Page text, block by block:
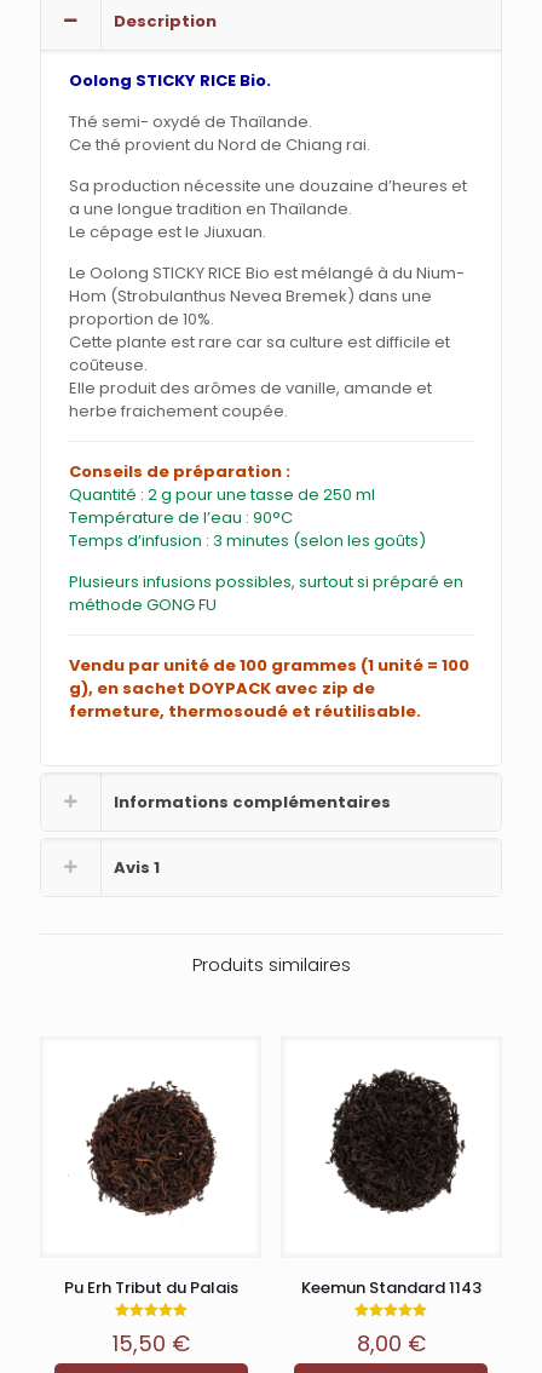
Description
Oolong STICKY RICE Bio.
Thé semi- oxydé de Thaïlande.
Ce thé provient du Nord de Chiang rai.
Sa production nécessite une douzaine d’heures et
a une longue tradition en Thaïlande.
Le cépage est le Jiuxuan.
Le Oolong STICKY RICE Bio est mélangé à du Nium-
Hom (Strobulanthus Nevea Bremek) dans une
proportion de 10%.
Cette plante est rare car sa culture est difficile et
coûteuse.
Elle produit des arômes de vanille, amande et
herbe fraichement coupée.
Conseils de préparation :
Quantité : 2 g pour une tasse de 250 ml
Température de l’eau : 90°C
Temps d’infusion : 3 minutes (selon les goûts)
Plusieurs infusions possibles, surtout si préparé en
méthode GONG FU
Vendu par unité de 100 grammes (1 unité = 100
g), en sachet DOYPACK avec zip de
fermeture, thermosoudé et réutilisable.
Informations complémentaires
Avis 1
Produits similaires
Pu Erh Tribut du Palais
5.00
sur 5
15,50 €
Keemun Standard 1143
5.00
sur 5
8,00 €